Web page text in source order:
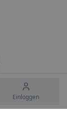
Einloggen